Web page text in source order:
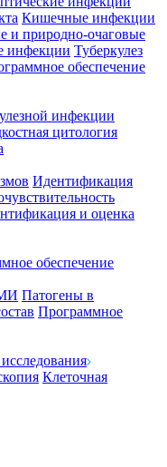
Кишечные инфекции
и природно-очаговые
инфекции Туберкулез
обеспечение
инфекции
цитология
Идентификация
и оценка
обеспечение
Патогены в
Программное
Клеточная